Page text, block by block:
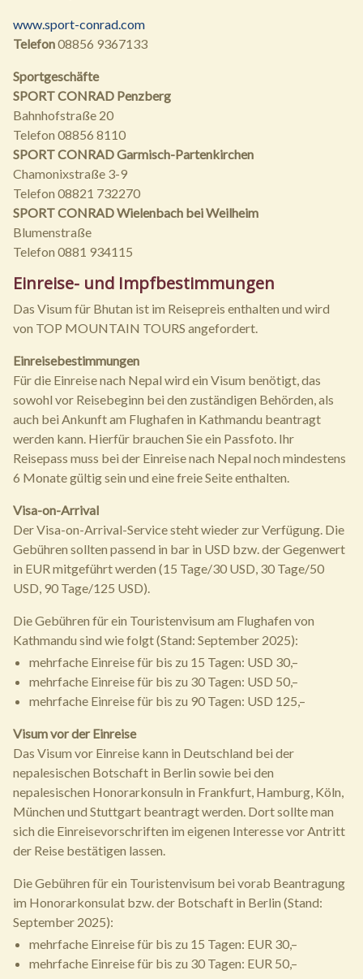
www.sport-conrad.com
Telefon08856 9367133
Sportgeschäfte
SPORT CONRAD Penzberg
Bahnhofstraße 20
Telefon 08856 8110
SPORT CONRAD Garmisch-Partenkirchen
Chamonixstraße 3-9
Telefon 08821 732270
SPORT CONRAD Wielenbach bei Weilheim
Blumenstraße
Telefon 0881 934115
Einreise- und Impfbestimmungen
Das Visum für Bhutan ist im Reisepreis enthalten und wird
von TOP MOUNTAIN TOURS angefordert.
Einreisebestimmungen
Für die Einreise nach Nepal wird ein Visum benötigt, das
sowohl vor Reisebeginn bei den zuständigen Behörden, als
auch bei Ankunft am Flughafen in Kathmandu beantragt
werden kann. Hierfür brauchen Sie ein Passfoto. Ihr
Reisepass muss bei der Einreise nach Nepal noch mindestens
6 Monate gültig sein und eine freie Seite enthalten.
Visa-on-Arrival
Der Visa-on-Arrival-Service steht wieder zur Verfügung. Die
Gebühren sollten passend in bar in USD bzw. der Gegenwert
in EUR mitgeführt werden (15 Tage/30 USD, 30 Tage/50
USD, 90 Tage/125 USD).
Die Gebühren für ein Touristenvisum am Flughafen von
Kathmandu sind wie folgt (Stand: September 2025):
mehrfache Einreise für bis zu 15 Tagen: USD 30,–
mehrfache Einreise für bis zu 30 Tagen: USD 50,–
mehrfache Einreise für bis zu 90 Tagen: USD 125,–
Visum vor der Einreise
Das Visum vor Einreise kann in Deutschland bei der
nepalesischen Botschaft in Berlin sowie bei den
nepalesischen Honorarkonsuln in Frankfurt, Hamburg, Köln,
München und Stuttgart beantragt werden. Dort sollte man
sich die Einreisevorschriften im eigenen Interesse vor Antritt
der Reise bestätigen lassen.
Die Gebühren für ein Touristenvisum bei vorab Beantragung
im Honorarkonsulat bzw. der Botschaft in Berlin (Stand:
September 2025):
mehrfache Einreise für bis zu 15 Tagen: EUR 30,–
mehrfache Einreise für bis zu 30 Tagen: EUR 50,–